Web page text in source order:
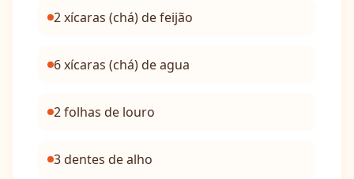
2 xícaras (chá) de feijão
6 xícaras (chá) de agua
2 folhas de louro
3 dentes de alho